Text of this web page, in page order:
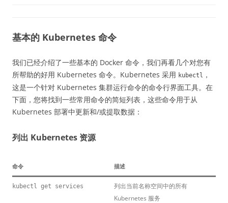
基本的 Kubernetes 命令
我们已经介绍了一些基本的 Docker 命令，我们再看几个对您有
所帮助的好用 Kubernetes 命令。Kubernetes 采用 kubectl
，
这是一个针对 Kubernetes 集群运行命令的命令行界面工具。在
下面，您将找到一些常用命令的简短列表，这些命令用于从
Kubernetes 部署中更新和/或提取数据：
列出 Kubernetes 资源
命令 描述
kubectl get services
列出当前名称空间中的所有
Kubernetes 服务